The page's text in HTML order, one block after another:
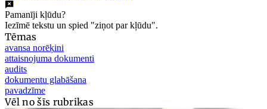
Pamanīji kļūdu?
Iezīmē tekstu un spied "ziņot par kļūdu".
Tēmas
avansa norēķini
attaisnojuma dokumenti
audits
dokumentu glabāšana
pavadzīme
Vēl no šīs rubrikas